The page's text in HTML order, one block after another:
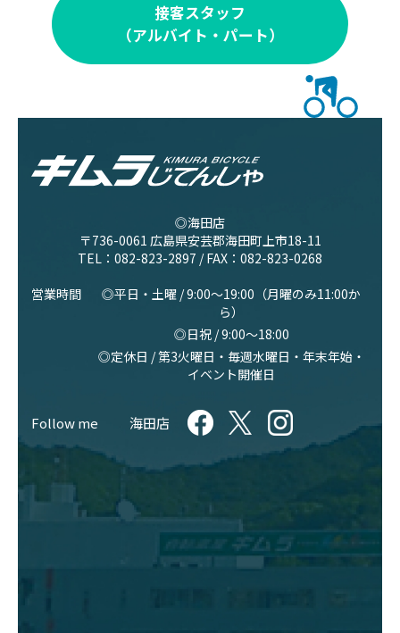
接客スタッフ
（アルバイト・パート）
◎海田店
〒736-0061 広島県安芸郡海田町上市18-11
TEL： 082-823-2897 / FAX：082-823-0268
営業時間
◎平日・土曜 / 9:00〜19:00（月曜のみ11:00か
ら）
◎日祝 / 9:00〜18:00
◎定休日 / 第3火曜日・毎週水曜日・年末年始・
イベント開催日
Follow me 海田店